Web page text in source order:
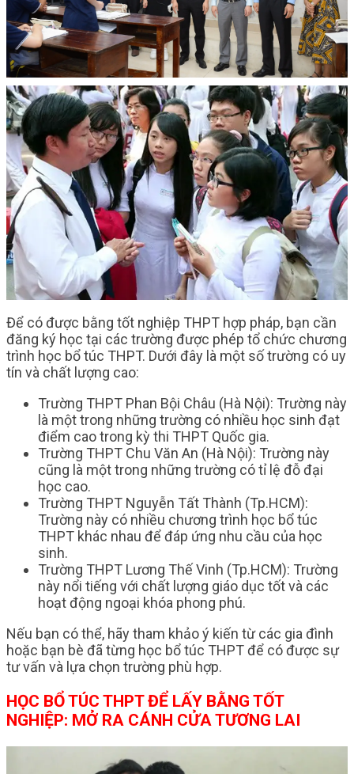
Để có được bằng tốt nghiệp THPT hợp pháp, bạn cần
đăng ký học tại các trường được phép tổ chức chương
trình học bổ túc THPT. Dưới đây là một số trường có uy
tín và chất lượng cao:
Trường THPT Phan Bội Châu (Hà Nội): Trường này
là một trong những trường có nhiều học sinh đạt
điểm cao trong kỳ thi THPT Quốc gia.
Trường THPT Chu Văn An (Hà Nội): Trường này
cũng là một trong những trường có tỉ lệ đỗ đại
học cao.
Trường THPT Nguyễn Tất Thành (Tp.HCM):
Trường này có nhiều chương trình học bổ túc
THPT khác nhau để đáp ứng nhu cầu của học
sinh.
Trường THPT Lương Thế Vinh (Tp.HCM): Trường
này nổi tiếng với chất lượng giáo dục tốt và các
hoạt động ngoại khóa phong phú.
Nếu bạn có thể, hãy tham khảo ý kiến từ các gia đình
hoặc bạn bè đã từng học bổ túc THPT để có được sự
tư vấn và lựa chọn trường phù hợp.
HỌC BỔ TÚC THPT ĐỂ LẤY BẰNG TỐT
NGHIỆP: MỞ RA CÁNH CỬA TƯƠNG LAI